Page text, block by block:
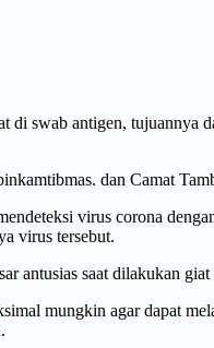
di swab antigen,
dan Camat
virus corona
virus tersebut.
antusias saat dilakukan giat
mungkin agar dapat